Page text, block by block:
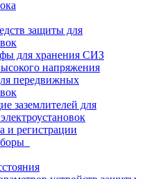
защиты для
для хранения СИЗ
напряжения
передвижных
заземлителей для
и регистрации